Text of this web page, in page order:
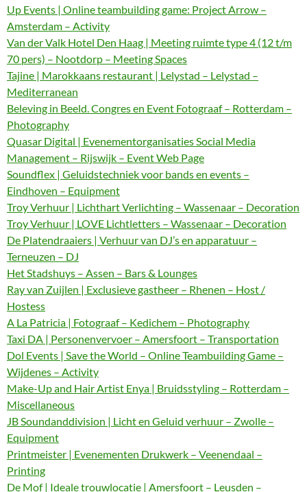
Up Events | Online teambuilding game: Project Arrow –
Amsterdam – Activity
Van der Valk Hotel Den Haag | Meeting ruimte type 4 (12 t/m
70 pers) – Nootdorp – Meeting Spaces
Tajine | Marokkaans restaurant | Lelystad – Lelystad –
Mediterranean
Beleving in Beeld. Congres en Event Fotograaf – Rotterdam –
Photography
Quasar Digital | Evenementorganisaties Social Media
Management – Rijswijk – Event Web Page
Soundflex | Geluidstechniek voor bands en events –
Eindhoven – Equipment
Troy Verhuur | Lichthart Verlichting – Wassenaar – Decoration
Troy Verhuur | LOVE Lichtletters – Wassenaar – Decoration
De Platendraaiers | Verhuur van DJ’s en apparatuur –
Terneuzen – DJ
Het Stadshuys – Assen – Bars & Lounges
Ray van Zuijlen | Exclusieve gastheer – Rhenen – Host /
Hostess
A La Patricia | Fotograaf – Kedichem – Photography
Taxi DA | Personenvervoer – Amersfoort – Transportation
Dol Events | Save the World – Online Teambuilding Game –
Wijdenes – Activity
Make-Up and Hair Artist Enya | Bruidsstyling – Rotterdam –
Miscellaneous
JB Soundanddivision | Licht en Geluid verhuur – Zwolle –
Equipment
Printmeister | Evenementen Drukwerk – Veenendaal –
Printing
De Mof | Ideale trouwlocatie | Amersfoort – Leusden –